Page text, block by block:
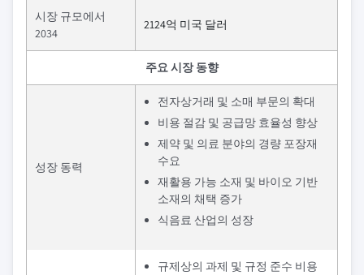
시장 규모에서
2034
2124억 미국 달러
주요 시장 동향
성장 동력
전자상거래 및 소매 부문의 확대
비용 절감 및 공급망 효율성 향상
제약 및 의료 분야의 경량 포장재
수요
재활용 가능 소재 및 바이오 기반
소재의 채택 증가
식음료 산업의 성장
규제상의 과제 및 규정 준수 비용